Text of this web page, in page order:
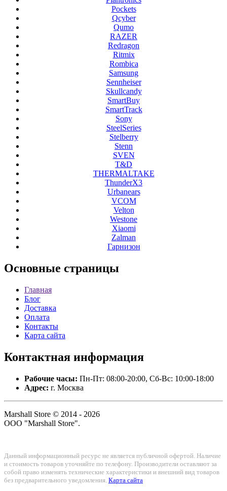
Pockets
Qcyber
Qumo
RAZER
Redragon
Ritmix
Rombica
Samsung
Sennheiser
Skullcandy
SmartBuy
SmartTrack
Sony
SteelSeries
Stelberry
Stenn
SVEN
T&D
THERMALTAKE
ThunderX3
Urbanears
VCOM
Velton
Westone
Xiaomi
Zalman
Гарнизон
Основные страницы
Главная
Блог
Доставка
Оплата
Контакты
Карта сайта
Контактная информация
Рабочие часы: Пн-Пт: 08:00-20:00, Сб-Вс: 10:00-18:00
Адрес: г. Москва
Marshall Store © 2014 - 2026
ООО "Marshall Store".
Данный информационный ресурс не является публичной офертой. Наличие
и стоимость товаров уточняйте по телефону. Производители оставляют за
собой право изменять технические характеристики и внешний вид товаров
без предварительного уведомления. Карта сайта